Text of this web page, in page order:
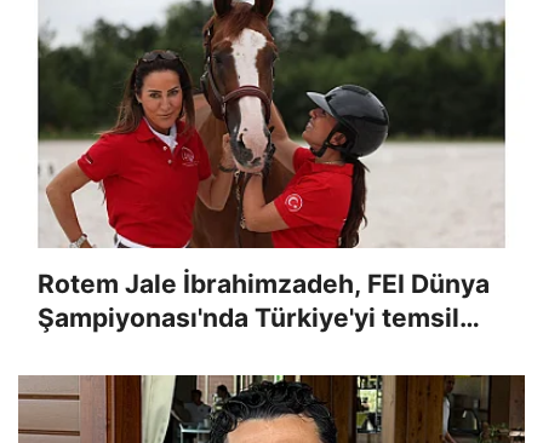
Rotem Jale İbrahimzadeh, FEI Dünya
Şampiyonası'nda Türkiye'yi temsil